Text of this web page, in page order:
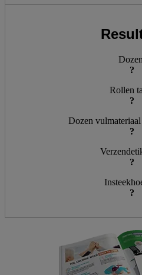
?
Rollen
?
Dozen
?
?
?